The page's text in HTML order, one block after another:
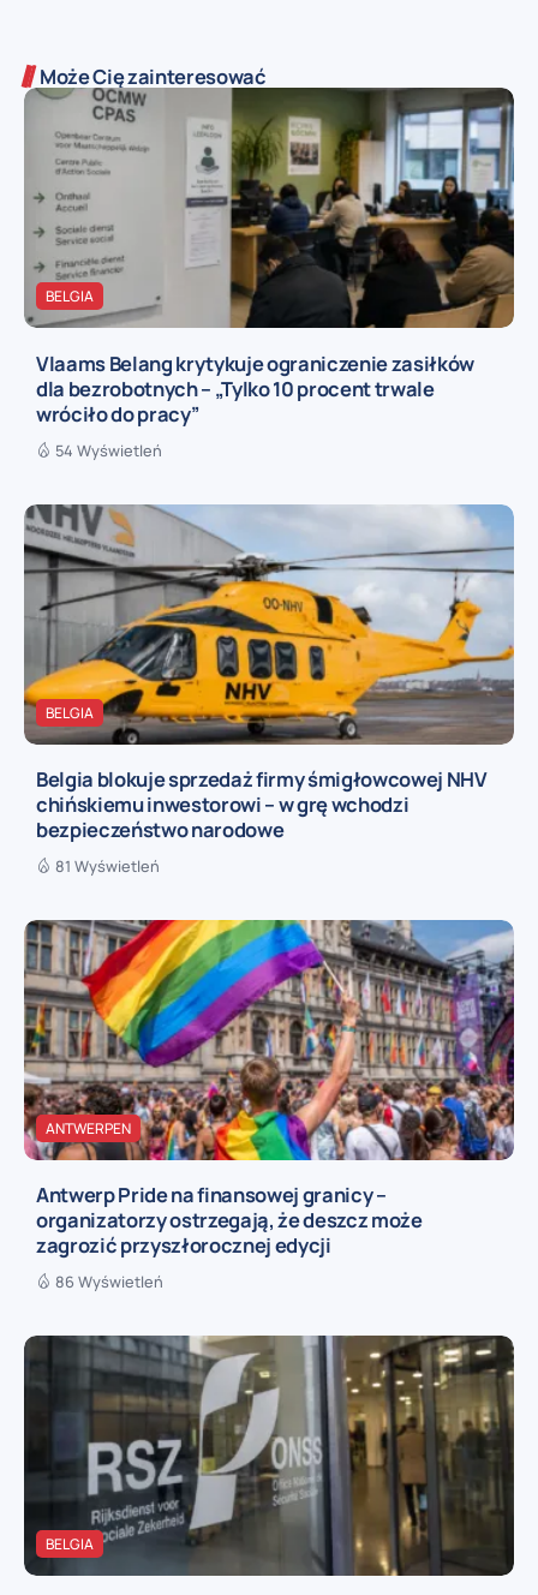
Może Cię zainteresować
BELGIA
Vlaams Belang krytykuje ograniczenie zasiłków
dla bezrobotnych – „Tylko 10 procent trwale
wróciło do pracy”
54 Wyświetleń
BELGIA
Belgia blokuje sprzedaż firmy śmigłowcowej NHV
chińskiemu inwestorowi – w grę wchodzi
bezpieczeństwo narodowe
81 Wyświetleń
ANTWERPEN
Antwerp Pride na finansowej granicy –
organizatorzy ostrzegają, że deszcz może
zagrozić przyszłorocznej edycji
86 Wyświetleń
BELGIA